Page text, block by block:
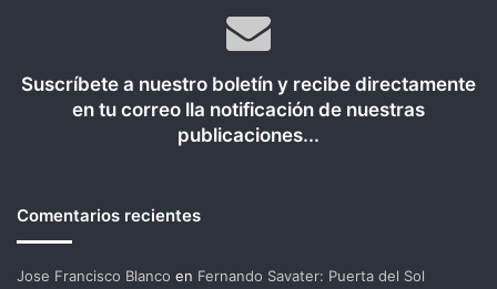
Suscríbete a nuestro boletín y recibe directamente
en tu correo lla notificación de nuestras
publicaciones...
Comentarios recientes
Jose Francisco Blanco en Fernando Savater: Puerta del Sol